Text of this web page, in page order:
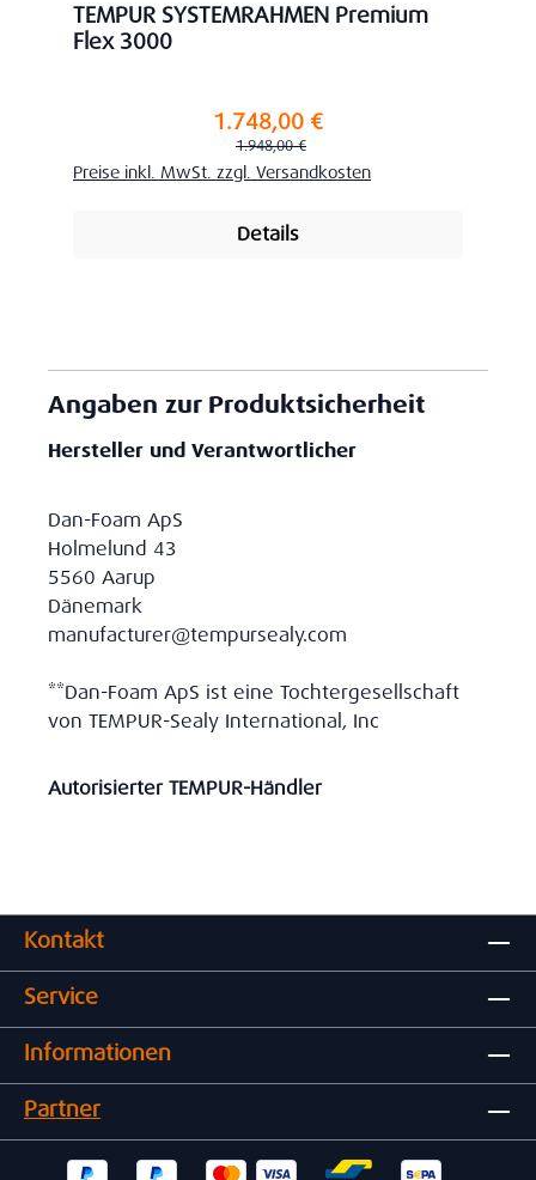
TEMPUR SYSTEMRAHMEN Premium
Flex 3000
Verkaufspreis:1.748,00 €
Regulärer Preis:
1.948,00 €
Preise inkl. MwSt. zzgl. Versandkosten
Details
Angaben zur Produktsicherheit
Hersteller und Verantwortlicher
Dan-Foam ApS
Holmelund 43
5560 Aarup
Dänemark
manufacturer@tempursealy.com
**Dan-Foam ApS ist eine Tochtergesellschaft
von TEMPUR-Sealy International, Inc
Autorisierter TEMPUR-Händler
Kontakt
Service
Informationen
Partner